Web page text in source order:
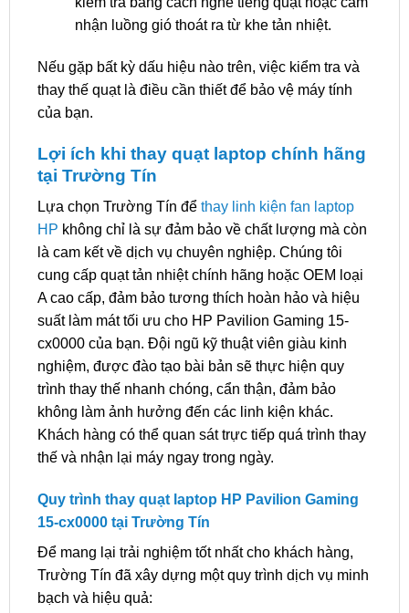
nhận luồng gió thoát ra từ khe tản nhiệt.
Nếu gặp bất kỳ dấu hiệu nào trên, việc kiểm tra và
thay thế quạt là điều cần thiết để bảo vệ máy tính
của bạn.
Lợi ích khi thay quạt laptop chính hãng
tại Trường Tín
Lựa chọn Trường Tín để thay linh kiện fan laptop
HP không chỉ là sự đảm bảo về chất lượng mà còn
là cam kết về dịch vụ chuyên nghiệp. Chúng tôi
cung cấp quạt tản nhiệt chính hãng hoặc OEM loại
A cao cấp, đảm bảo tương thích hoàn hảo và hiệu
suất làm mát tối ưu cho HP Pavilion Gaming 15-
cx0000 của bạn. Đội ngũ kỹ thuật viên giàu kinh
nghiệm, được đào tạo bài bản sẽ thực hiện quy
trình thay thế nhanh chóng, cẩn thận, đảm bảo
không làm ảnh hưởng đến các linh kiện khác.
Khách hàng có thể quan sát trực tiếp quá trình thay
thế và nhận lại máy ngay trong ngày.
Quy trình thay quạt laptop HP Pavilion Gaming
15-cx0000 tại Trường Tín
Để mang lại trải nghiệm tốt nhất cho khách hàng,
Trường Tín đã xây dựng một quy trình dịch vụ minh
bạch và hiệu quả: